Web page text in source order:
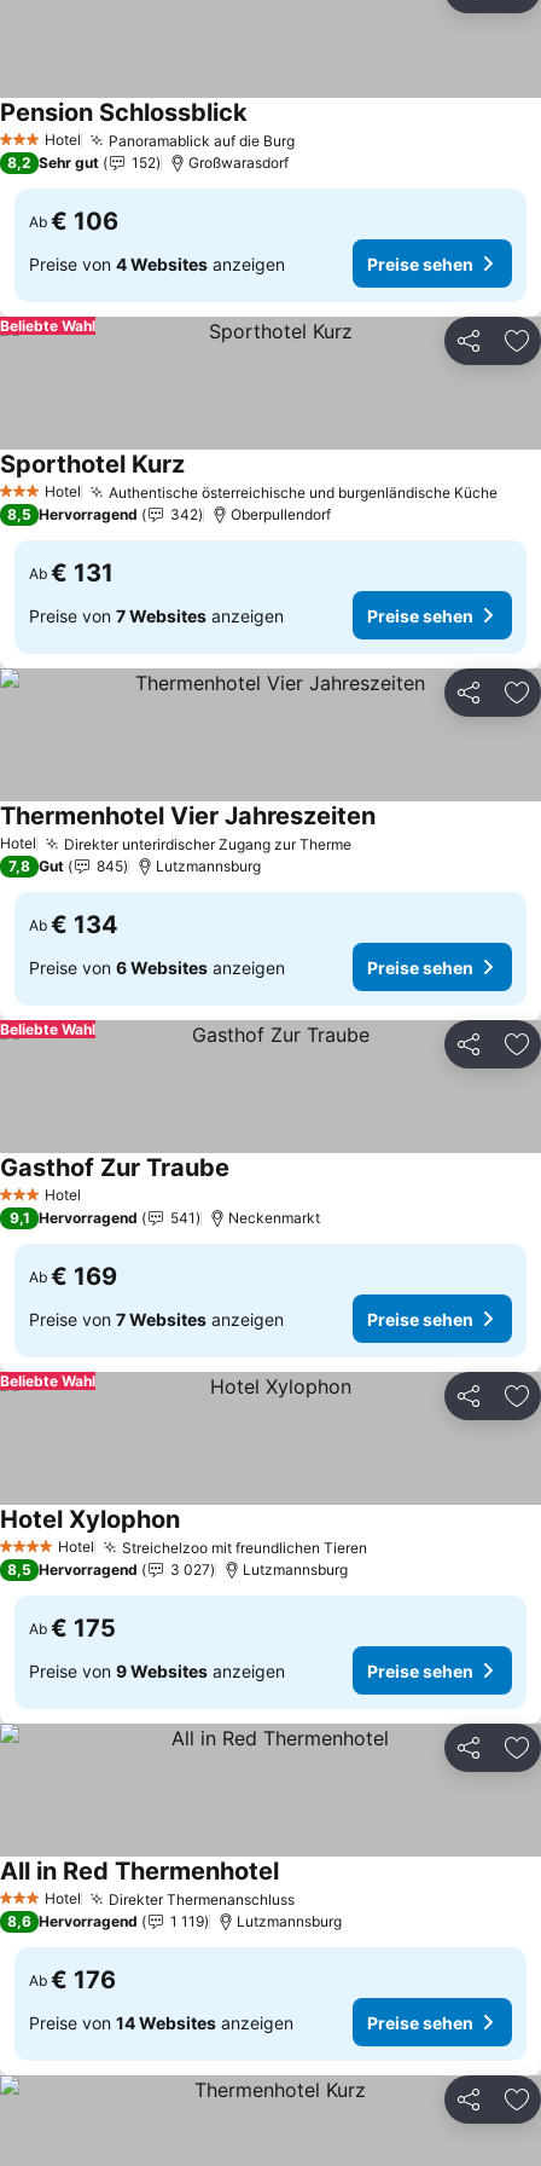
3 SterneHotel Panoramablick auf die Burg
Pension Schlossblick
8,2 Sehr gut 152 Großwarasdorf
Ab € 106
Preise von 4 Websites anzeigen Preise sehen
Teilen
Beliebte Wahl
3 SterneHotel Authentische österreichische und burgenländische Küche
Sporthotel Kurz
8,5 Hervorragend 342 Oberpullendorf
Ab € 131
Preise von 7 Websites anzeigen Preise sehen
Teilen
Hotel Direkter unterirdischer Zugang zur Therme
Thermenhotel Vier Jahreszeiten
7,8 Gut 845 Lutzmannsburg
Ab € 134
Preise von 6 Websites anzeigen Preise sehen
Teilen
Beliebte Wahl
3 SterneHotel
Gasthof Zur Traube
9,1 Hervorragend 541 Neckenmarkt
Ab € 169
Preise von 7 Websites anzeigen Preise sehen
Teilen
Beliebte Wahl
4 Sterne Hotel Streichelzoo mit freundlichen Tieren
Hotel Xylophon
8,5 Hervorragend 3 027 Lutzmannsburg
Ab € 175
Preise von 9 Websites anzeigen Preise sehen
Teilen
3 SterneHotel Direkter Thermenanschluss
All in Red Thermenhotel
8,6 Hervorragend 1 119 Lutzmannsburg
Ab € 176
Preise von 14 Websites anzeigen Preise sehen
Teilen